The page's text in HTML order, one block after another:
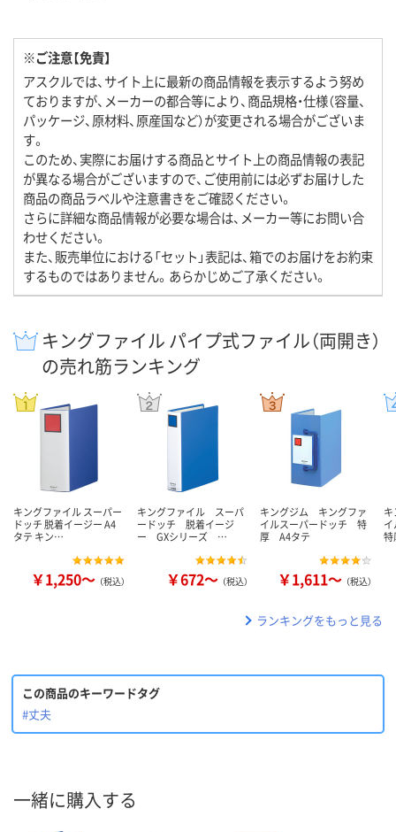
※ご注意【免責】
アスクルでは、サイト上に最新の商品情報を表示するよう努め
ておりますが、メーカーの都合等により、商品規格・仕様（容量、
パッケージ、原材料、原産国など）が変更される場合がございま
す。
このため、実際にお届けする商品とサイト上の商品情報の表記
が異なる場合がございますので、ご使用前には必ずお届けした
商品の商品ラベルや注意書きをご確認ください。
さらに詳細な商品情報が必要な場合は、メーカー等にお問い合
わせください。
また、販売単位における「セット」表記は、箱でのお届けをお約束
するものではありません。あらかじめご了承ください。
キングファイル パイプ式ファイル（両開き）
の売れ筋ランキング
キングファイル スーパー
ドッチ 脱着イージー A4
タテ キン…
￥1,250～ （税込）
キングファイル スーパ
ードッチ 脱着イージ
ー GXシリーズ …
￥672～ （税込）
キングジム キングファ
イルスーパードッチ 特
厚 A4タテ
￥1,611～ （税込）
ランキングをもっと見る
この商品のキーワードタグ
#丈夫
一緒に購入する